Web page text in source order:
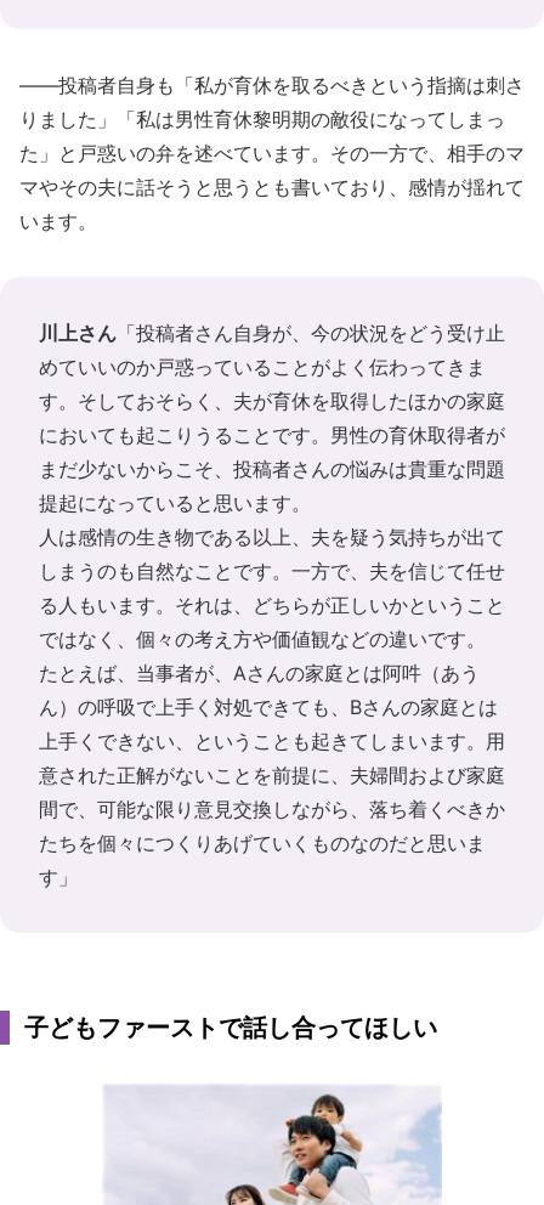
――投稿者自身も「私が育休を取るべきという指摘は刺さ
りました」「私は男性育休黎明期の敵役になってしまっ
た」と戸惑いの弁を述べています。その一方で、相手のマ
マやその夫に話そうと思うとも書いており、感情が揺れて
います。
川上さん 「投稿者さん自身が、今の状況をどう受け止
めていいのか戸惑っていることがよく伝わってきま
す。そしておそらく、夫が育休を取得したほかの家庭
においても起こりうることです。男性の育休取得者が
まだ少ないからこそ、投稿者さんの悩みは貴重な問題
提起になっていると思います。
人は感情の生き物である以上、夫を疑う気持ちが出て
しまうのも自然なことです。一方で、夫を信じて任せ
る人もいます。それは、どちらが正しいかということ
ではなく、個々の考え方や価値観などの違いです。
たとえば、当事者が、Aさんの家庭とは阿吽（あう
ん）の呼吸で上手く対処できても、Bさんの家庭とは
上手くできない、ということも起きてしまいます。用
意された正解がないことを前提に、夫婦間および家庭
間で、可能な限り意見交換しながら、落ち着くべきか
たちを個々につくりあげていくものなのだと思いま
す」
子どもファーストで話し合ってほしい